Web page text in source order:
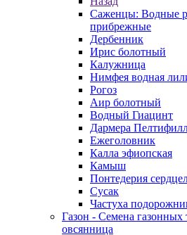
Саженцы: Водные
прибрежные
Дербенник
Ирис болотный
Калужница
Нимфея водная
Рогоз
Аир болотный
Водный Гиацинт
Дармера
Ежеголовник
Калла эфиопская
Камыш
Понтедерия
Сусак
Частуха
Газон - Семена газонных
овсянница